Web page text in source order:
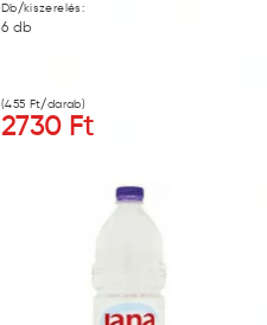
Db/kiszerelés:
6 db
(455 Ft/darab)
2730Ft